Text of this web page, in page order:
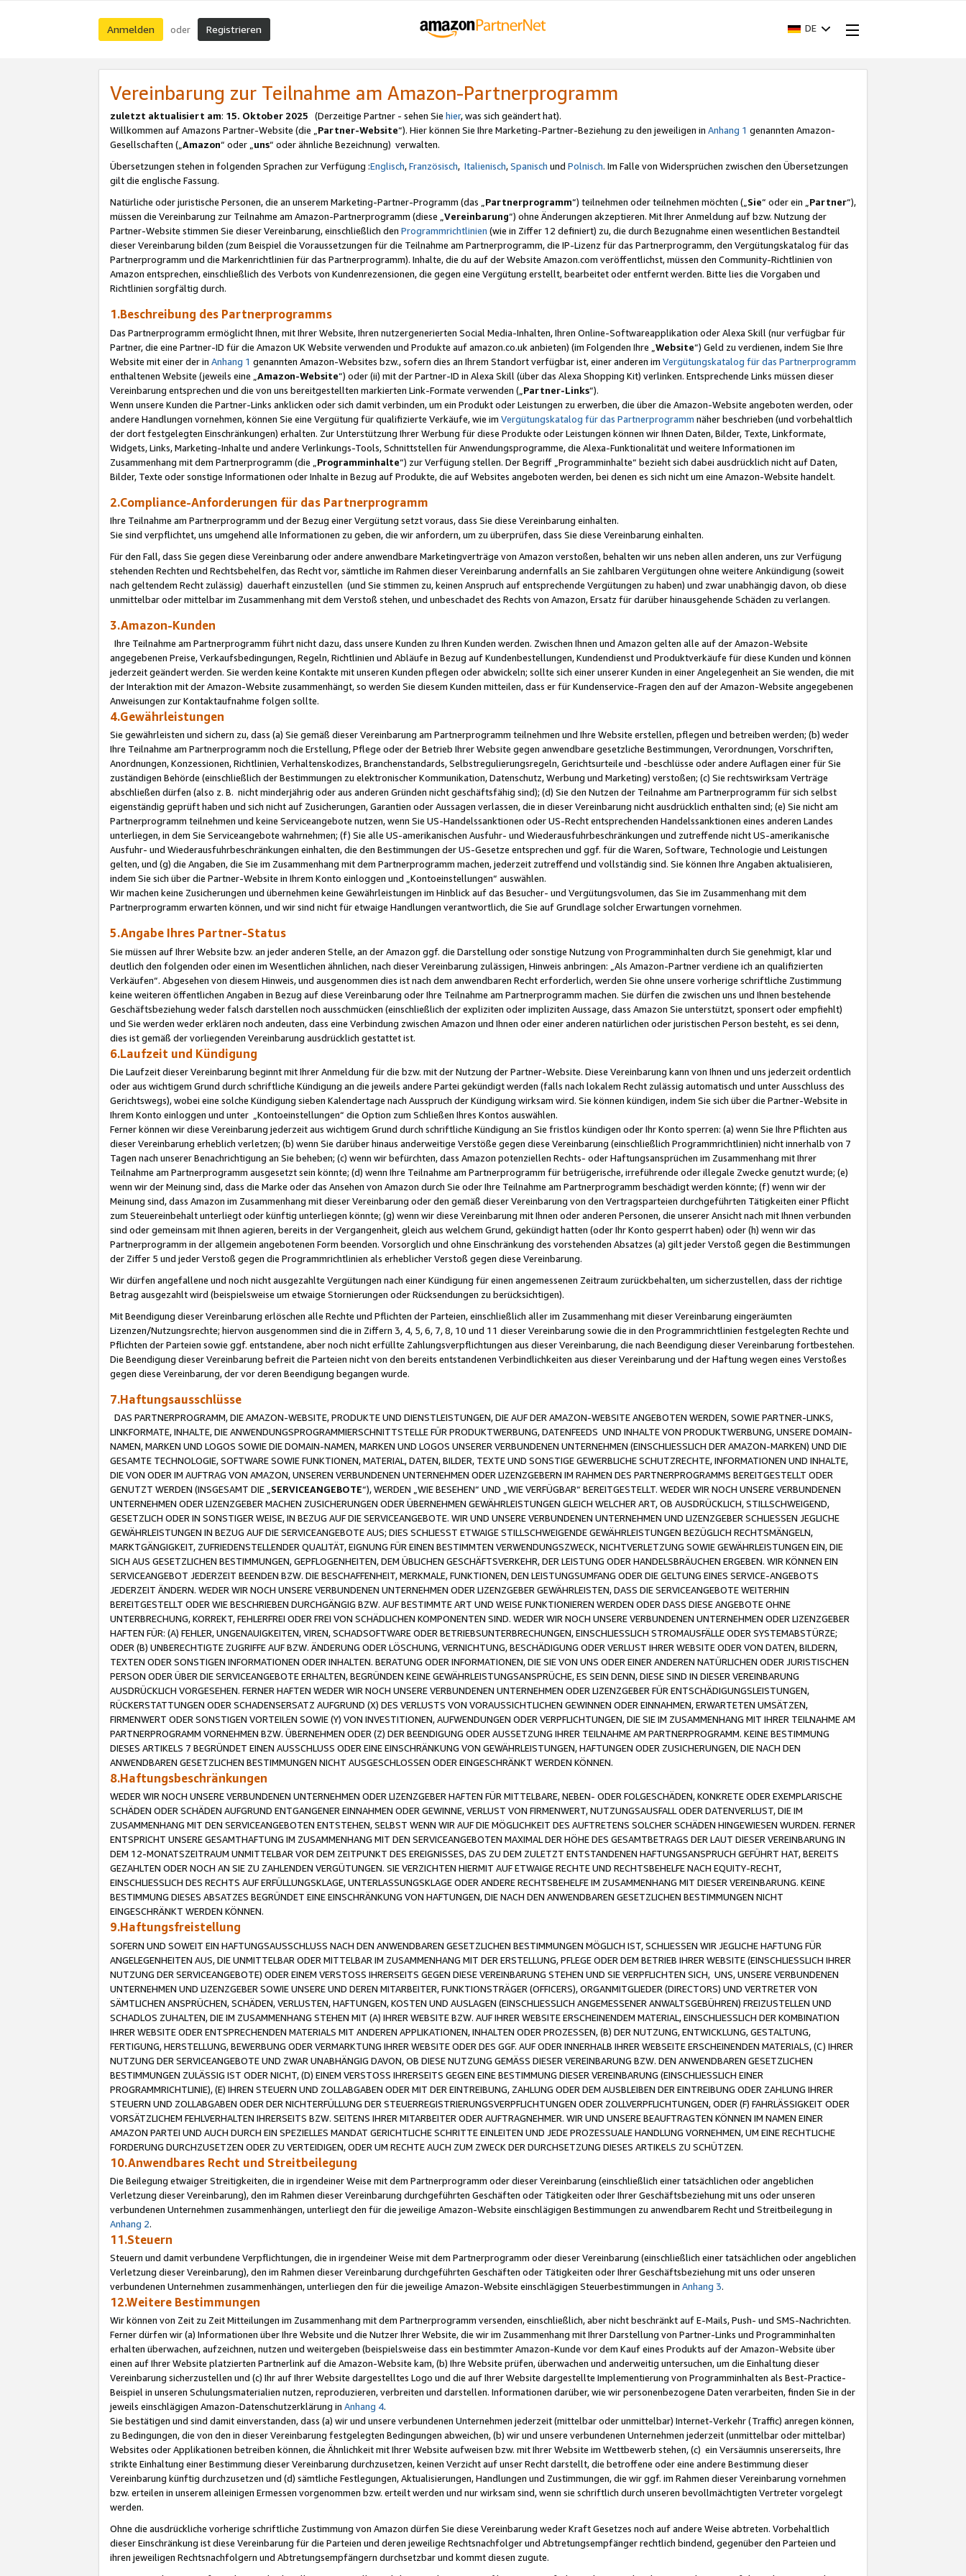
Anmelden oder Registrieren DE
Vereinbarung zur Teilnahme am Amazon-Partnerprogramm
zuletzt aktualisiert am: 15. Oktober 2025 (Derzeitige Partner - sehen Sie hier, was sich geändert hat).
Willkommen auf Amazons Partner-Website (die „Partner-Website“). Hier können Sie Ihre Marketing-Partner-Beziehung zu den jeweiligen in Anhang 1 genannten Amazon-
Gesellschaften („Amazon“ oder „uns“ oder ähnliche Bezeichnung) verwalten.
Übersetzungen stehen in folgenden Sprachen zur Verfügung :Englisch,Französisch, Italienisch,Spanisch und Polnisch. Im Falle von Widersprüchen zwischen den Übersetzungen
gilt die englische Fassung.
Natürliche oder juristische Personen, die an unserem Marketing-Partner-Programm (das „Partnerprogramm“) teilnehmen oder teilnehmen möchten („Sie“ oder ein „Partner“),
müssen die Vereinbarung zur Teilnahme am Amazon-Partnerprogramm (diese „Vereinbarung“) ohne Änderungen akzeptieren. Mit Ihrer Anmeldung auf bzw. Nutzung der
Partner-Website stimmen Sie dieser Vereinbarung, einschließlich den Programmrichtlinien (wie in Ziffer 12 definiert) zu, die durch Bezugnahme einen wesentlichen Bestandteil
dieser Vereinbarung bilden (zum Beispiel die Voraussetzungen für die Teilnahme am Partnerprogramm, die IP-Lizenz für das Partnerprogramm, den Vergütungskatalog für das
Partnerprogramm und die Markenrichtlinien für das Partnerprogramm). Inhalte, die du auf der Website Amazon.com veröffentlichst, müssen den Community-Richtlinien von
Amazon entsprechen, einschließlich des Verbots von Kundenrezensionen, die gegen eine Vergütung erstellt, bearbeitet oder entfernt werden. Bitte lies die Vorgaben und
Richtlinien sorgfältig durch.
1.Beschreibung des Partnerprogramms
Das Partnerprogramm ermöglicht Ihnen, mit Ihrer Website, Ihren nutzergenerierten Social Media-Inhalten, Ihren Online-Softwareapplikation oder Alexa Skill (nur verfügbar für
Partner, die eine Partner-ID für die Amazon UK Website verwenden und Produkte auf amazon.co.uk anbieten) (im Folgenden Ihre „ Website“) Geld zu verdienen, indem Sie Ihre
Website mit einer der in Anhang 1 genannten Amazon-Websites bzw., sofern dies an Ihrem Standort verfügbar ist, einer anderen im Vergütungskatalog für das Partnerprogramm
enthaltenen Website (jeweils eine „ Amazon-Website“) oder (ii) mit der Partner-ID in Alexa Skill (über das Alexa Shopping Kit) verlinken. Entsprechende Links müssen dieser
Vereinbarung entsprechen und die von uns bereitgestellten markierten Link-Formate verwenden („ Partner-Links“).
Wenn unsere Kunden die Partner-Links anklicken oder sich damit verbinden, um ein Produkt oder Leistungen zu erwerben, die über die Amazon-Website angeboten werden, oder
andere Handlungen vornehmen, können Sie eine Vergütung für qualifizierte Verkäufe, wie im Vergütungskatalog für das Partnerprogramm näher beschrieben (und vorbehaltlich
der dort festgelegten Einschränkungen) erhalten. Zur Unterstützung Ihrer Werbung für diese Produkte oder Leistungen können wir Ihnen Daten, Bilder, Texte, Linkformate,
Widgets, Links, Marketing-Inhalte und andere Verlinkungs-Tools, Schnittstellen für Anwendungsprogramme, die Alexa-Funktionalität und weitere Informationen im
Zusammenhang mit dem Partnerprogramm (die „ Programminhalte“) zur Verfügung stellen. Der Begriff „Programminhalte“ bezieht sich dabei ausdrücklich nicht auf Daten,
Bilder, Texte oder sonstige Informationen oder Inhalte in Bezug auf Produkte, die auf Websites angeboten werden, bei denen es sich nicht um eine Amazon-Website handelt.
2.Compliance-Anforderungen für das Partnerprogramm
Ihre Teilnahme am Partnerprogramm und der Bezug einer Vergütung setzt voraus, dass Sie diese Vereinbarung einhalten.
Sie sind verpflichtet, uns umgehend alle Informationen zu geben, die wir anfordern, um zu überprüfen, dass Sie diese Vereinbarung einhalten.
Für den Fall, dass Sie gegen diese Vereinbarung oder andere anwendbare Marketingverträge von Amazon verstoßen, behalten wir uns neben allen anderen, uns zur Verfügung
stehenden Rechten und Rechtsbehelfen, das Recht vor, sämtliche im Rahmen dieser Vereinbarung andernfalls an Sie zahlbaren Vergütungen ohne weitere Ankündigung (soweit
nach geltendem Recht zulässig) dauerhaft einzustellen (und Sie stimmen zu, keinen Anspruch auf entsprechende Vergütungen zu haben) und zwar unabhängig davon, ob diese
unmittelbar oder mittelbar im Zusammenhang mit dem Verstoß stehen, und unbeschadet des Rechts von Amazon, Ersatz für darüber hinausgehende Schäden zu verlangen.
3.Amazon-Kunden
Ihre Teilnahme am Partnerprogramm führt nicht dazu, dass unsere Kunden zu Ihren Kunden werden. Zwischen Ihnen und Amazon gelten alle auf der Amazon-Website
angegebenen Preise, Verkaufsbedingungen, Regeln, Richtlinien und Abläufe in Bezug auf Kundenbestellungen, Kundendienst und Produktverkäufe für diese Kunden und können
jederzeit geändert werden. Sie werden keine Kontakte mit unseren Kunden pflegen oder abwickeln; sollte sich einer unserer Kunden in einer Angelegenheit an Sie wenden, die mit
der Interaktion mit der Amazon-Website zusammenhängt, so werden Sie diesem Kunden mitteilen, dass er für Kundenservice-Fragen den auf der Amazon-Website angegebenen
Anweisungen zur Kontaktaufnahme folgen sollte.
4.Gewährleistungen
Sie gewährleisten und sichern zu, dass (a) Sie gemäß dieser Vereinbarung am Partnerprogramm teilnehmen und Ihre Website erstellen, pflegen und betreiben werden; (b) weder
Ihre Teilnahme am Partnerprogramm noch die Erstellung, Pflege oder der Betrieb Ihrer Website gegen anwendbare gesetzliche Bestimmungen, Verordnungen, Vorschriften,
Anordnungen, Konzessionen, Richtlinien, Verhaltenskodizes, Branchenstandards, Selbstregulierungsregeln, Gerichtsurteile und -beschlüsse oder andere Auflagen einer für Sie
zuständigen Behörde (einschließlich der Bestimmungen zu elektronischer Kommunikation, Datenschutz, Werbung und Marketing) verstoßen; (c) Sie rechtswirksam Verträge
abschließen dürfen (also z. B. nicht minderjährig oder aus anderen Gründen nicht geschäftsfähig sind); (d) Sie den Nutzen der Teilnahme am Partnerprogramm für sich selbst
eigenständig geprüft haben und sich nicht auf Zusicherungen, Garantien oder Aussagen verlassen, die in dieser Vereinbarung nicht ausdrücklich enthalten sind; (e) Sie nicht am
Partnerprogramm teilnehmen und keine Serviceangebote nutzen, wenn Sie US-Handelssanktionen oder US-Recht entsprechenden Handelssanktionen eines anderen Landes
unterliegen, in dem Sie Serviceangebote wahrnehmen; (f) Sie alle US-amerikanischen Ausfuhr- und Wiederausfuhrbeschränkungen und zutreffende nicht US-amerikanische
Ausfuhr- und Wiederausfuhrbeschränkungen einhalten, die den Bestimmungen der US-Gesetze entsprechen und ggf. für die Waren, Software, Technologie und Leistungen
gelten, und (g) die Angaben, die Sie im Zusammenhang mit dem Partnerprogramm machen, jederzeit zutreffend und vollständig sind. Sie können Ihre Angaben aktualisieren,
indem Sie sich über die Partner-Website in Ihrem Konto einloggen und „Kontoeinstellungen“ auswählen.
Wir machen keine Zusicherungen und übernehmen keine Gewährleistungen im Hinblick auf das Besucher- und Vergütungsvolumen, das Sie im Zusammenhang mit dem
Partnerprogramm erwarten können, und wir sind nicht für etwaige Handlungen verantwortlich, die Sie auf Grundlage solcher Erwartungen vornehmen.
5.Angabe Ihres Partner-Status
Sie müssen auf Ihrer Website bzw. an jeder anderen Stelle, an der Amazon ggf. die Darstellung oder sonstige Nutzung von Programminhalten durch Sie genehmigt, klar und
deutlich den folgenden oder einen im Wesentlichen ähnlichen, nach dieser Vereinbarung zulässigen, Hinweis anbringen: „Als Amazon-Partner verdiene ich an qualifizierten
Verkäufen“. Abgesehen von diesem Hinweis, und ausgenommen dies ist nach dem anwendbaren Recht erforderlich, werden Sie ohne unsere vorherige schriftliche Zustimmung
keine weiteren öffentlichen Angaben in Bezug auf diese Vereinbarung oder Ihre Teilnahme am Partnerprogramm machen. Sie dürfen die zwischen uns und Ihnen bestehende
Geschäftsbeziehung weder falsch darstellen noch ausschmücken (einschließlich der expliziten oder impliziten Aussage, dass Amazon Sie unterstützt, sponsert oder empfiehlt)
und Sie werden weder erklären noch andeuten, dass eine Verbindung zwischen Amazon und Ihnen oder einer anderen natürlichen oder juristischen Person besteht, es sei denn,
dies ist gemäß der vorliegenden Vereinbarung ausdrücklich gestattet ist.
6.Laufzeit und Kündigung
Die Laufzeit dieser Vereinbarung beginnt mit Ihrer Anmeldung für die bzw. mit der Nutzung der Partner-Website. Diese Vereinbarung kann von Ihnen und uns jederzeit ordentlich
oder aus wichtigem Grund durch schriftliche Kündigung an die jeweils andere Partei gekündigt werden (falls nach lokalem Recht zulässig automatisch und unter Ausschluss des
Gerichtswegs), wobei eine solche Kündigung sieben Kalendertage nach Ausspruch der Kündigung wirksam wird. Sie können kündigen, indem Sie sich über die Partner-Website in
Ihrem Konto einloggen und unter „Kontoeinstellungen“ die Option zum Schließen Ihres Kontos auswählen.
Ferner können wir diese Vereinbarung jederzeit aus wichtigem Grund durch schriftliche Kündigung an Sie fristlos kündigen oder Ihr Konto sperren: (a) wenn Sie Ihre Pflichten aus
dieser Vereinbarung erheblich verletzen; (b) wenn Sie darüber hinaus anderweitige Verstöße gegen diese Vereinbarung (einschließlich Programmrichtlinien) nicht innerhalb von 7
Tagen nach unserer Benachrichtigung an Sie beheben; (c) wenn wir befürchten, dass Amazon potenziellen Rechts- oder Haftungsansprüchen im Zusammenhang mit Ihrer
Teilnahme am Partnerprogramm ausgesetzt sein könnte; (d) wenn Ihre Teilnahme am Partnerprogramm für betrügerische, irreführende oder illegale Zwecke genutzt wurde; (e)
wenn wir der Meinung sind, dass die Marke oder das Ansehen von Amazon durch Sie oder Ihre Teilnahme am Partnerprogramm beschädigt werden könnte; (f) wenn wir der
Meinung sind, dass Amazon im Zusammenhang mit dieser Vereinbarung oder den gemäß dieser Vereinbarung von den Vertragsparteien durchgeführten Tätigkeiten einer Pflicht
zum Steuereinbehalt unterliegt oder künftig unterliegen könnte; (g) wenn wir diese Vereinbarung mit Ihnen oder anderen Personen, die unserer Ansicht nach mit Ihnen verbunden
sind oder gemeinsam mit Ihnen agieren, bereits in der Vergangenheit, gleich aus welchem Grund, gekündigt hatten (oder Ihr Konto gesperrt haben) oder (h) wenn wir das
Partnerprogramm in der allgemein angebotenen Form beenden. Vorsorglich und ohne Einschränkung des vorstehenden Absatzes (a) gilt jeder Verstoß gegen die Bestimmungen
der Ziffer 5 und jeder Verstoß gegen die Programmrichtlinien als erheblicher Verstoß gegen diese Vereinbarung.
Wir dürfen angefallene und noch nicht ausgezahlte Vergütungen nach einer Kündigung für einen angemessenen Zeitraum zurückbehalten, um sicherzustellen, dass der richtige
Betrag ausgezahlt wird (beispielsweise um etwaige Stornierungen oder Rücksendungen zu berücksichtigen).
Mit Beendigung dieser Vereinbarung erlöschen alle Rechte und Pflichten der Parteien, einschließlich aller im Zusammenhang mit dieser Vereinbarung eingeräumten
Lizenzen/Nutzungsrechte; hiervon ausgenommen sind die in Ziffern 3, 4, 5, 6, 7, 8, 10 und 11 dieser Vereinbarung sowie die in den Programmrichtlinien festgelegten Rechte und
Pflichten der Parteien sowie ggf. entstandene, aber noch nicht erfüllte Zahlungsverpflichtungen aus dieser Vereinbarung, die nach Beendigung dieser Vereinbarung fortbestehen.
Die Beendigung dieser Vereinbarung befreit die Parteien nicht von den bereits entstandenen Verbindlichkeiten aus dieser Vereinbarung und der Haftung wegen eines Verstoßes
gegen diese Vereinbarung, der vor deren Beendigung begangen wurde.
7.Haftungsausschlüsse
DAS PARTNERPROGRAMM, DIE AMAZON-WEBSITE, PRODUKTE UND DIENSTLEISTUNGEN, DIE AUF DER AMAZON-WEBSITE ANGEBOTEN WERDEN, SOWIE PARTNER-LINKS,
LINKFORMATE, INHALTE, DIE ANWENDUNGSPROGRAMMIERSCHNITTSTELLE FÜR PRODUKTWERBUNG, DATENFEEDS UND INHALTE VON PRODUKTWERBUNG, UNSERE DOMAIN-
NAMEN, MARKEN UND LOGOS SOWIE DIE DOMAIN-NAMEN, MARKEN UND LOGOS UNSERER VERBUNDENEN UNTERNEHMEN (EINSCHLIESSLICH DER AMAZON-MARKEN) UND DIE
GESAMTE TECHNOLOGIE, SOFTWARE SOWIE FUNKTIONEN, MATERIAL, DATEN, BILDER, TEXTE UND SONSTIGE GEWERBLICHE SCHUTZRECHTE, INFORMATIONEN UND INHALTE,
DIE VON ODER IM AUFTRAG VON AMAZON, UNSEREN VERBUNDENEN UNTERNEHMEN ODER LIZENZGEBERN IM RAHMEN DES PARTNERPROGRAMMS BEREITGESTELLT ODER
GENUTZT WERDEN (INSGESAMT DIE „ SERVICEANGEBOTE“), WERDEN „WIE BESEHEN“ UND „WIE VERFÜGBAR“ BEREITGESTELLT. WEDER WIR NOCH UNSERE VERBUNDENEN
UNTERNEHMEN ODER LIZENZGEBER MACHEN ZUSICHERUNGEN ODER ÜBERNEHMEN GEWÄHRLEISTUNGEN GLEICH WELCHER ART, OB AUSDRÜCKLICH, STILLSCHWEIGEND,
GESETZLICH ODER IN SONSTIGER WEISE, IN BEZUG AUF DIE SERVICEANGEBOTE. WIR UND UNSERE VERBUNDENEN UNTERNEHMEN UND LIZENZGEBER SCHLIESSEN JEGLICHE
GEWÄHRLEISTUNGEN IN BEZUG AUF DIE SERVICEANGEBOTE AUS; DIES SCHLIESST ETWAIGE STILLSCHWEIGENDE GEWÄHRLEISTUNGEN BEZÜGLICH RECHTSMÄNGELN,
MARKTGÄNGIGKEIT, ZUFRIEDENSTELLENDER QUALITÄT, EIGNUNG FÜR EINEN BESTIMMTEN VERWENDUNGSZWECK, NICHTVERLETZUNG SOWIE GEWÄHRLEISTUNGEN EIN, DIE
SICH AUS GESETZLICHEN BESTIMMUNGEN, GEPFLOGENHEITEN, DEM ÜBLICHEN GESCHÄFTSVERKEHR, DER LEISTUNG ODER HANDELSBRÄUCHEN ERGEBEN. WIR KÖNNEN EIN
SERVICEANGEBOT JEDERZEIT BEENDEN BZW. DIE BESCHAFFENHEIT, MERKMALE, FUNKTIONEN, DEN LEISTUNGSUMFANG ODER DIE GELTUNG EINES SERVICE-ANGEBOTS
JEDERZEIT ÄNDERN. WEDER WIR NOCH UNSERE VERBUNDENEN UNTERNEHMEN ODER LIZENZGEBER GEWÄHRLEISTEN, DASS DIE SERVICEANGEBOTE WEITERHIN
BEREITGESTELLT ODER WIE BESCHRIEBEN DURCHGÄNGIG BZW. AUF BESTIMMTE ART UND WEISE FUNKTIONIEREN WERDEN ODER DASS DIESE ANGEBOTE OHNE
UNTERBRECHUNG, KORREKT, FEHLERFREI ODER FREI VON SCHÄDLICHEN KOMPONENTEN SIND. WEDER WIR NOCH UNSERE VERBUNDENEN UNTERNEHMEN ODER LIZENZGEBER
HAFTEN FÜR: (A) FEHLER, UNGENAUIGKEITEN, VIREN, SCHADSOFTWARE ODER BETRIEBSUNTERBRECHUNGEN, EINSCHLIESSLICH STROMAUSFÄLLE ODER SYSTEMABSTÜRZE;
ODER (B) UNBERECHTIGTE ZUGRIFFE AUF BZW. ÄNDERUNG ODER LÖSCHUNG, VERNICHTUNG, BESCHÄDIGUNG ODER VERLUST IHRER WEBSITE ODER VON DATEN, BILDERN,
TEXTEN ODER SONSTIGEN INFORMATIONEN ODER INHALTEN. BERATUNG ODER INFORMATIONEN, DIE SIE VON UNS ODER EINER ANDEREN NATÜRLICHEN ODER JURISTISCHEN
PERSON ODER ÜBER DIE SERVICEANGEBOTE ERHALTEN, BEGRÜNDEN KEINE GEWÄHRLEISTUNGSANSPRÜCHE, ES SEIN DENN, DIESE SIND IN DIESER VEREINBARUNG
AUSDRÜCKLICH VORGESEHEN. FERNER HAFTEN WEDER WIR NOCH UNSERE VERBUNDENEN UNTERNEHMEN ODER LIZENZGEBER FÜR ENTSCHÄDIGUNGSLEISTUNGEN,
RÜCKERSTATTUNGEN ODER SCHADENSERSATZ AUFGRUND (X) DES VERLUSTS VON VORAUSSICHTLICHEN GEWINNEN ODER EINNAHMEN, ERWARTETEN UMSÄTZEN,
FIRMENWERT ODER SONSTIGEN VORTEILEN SOWIE (Y) VON INVESTITIONEN, AUFWENDUNGEN ODER VERPFLICHTUNGEN, DIE SIE IM ZUSAMMENHANG MIT IHRER TEILNAHME AM
PARTNERPROGRAMM VORNEHMEN BZW. ÜBERNEHMEN ODER (Z) DER BEENDIGUNG ODER AUSSETZUNG IHRER TEILNAHME AM PARTNERPROGRAMM. KEINE BESTIMMUNG
DIESES ARTIKELS 7 BEGRÜNDET EINEN AUSSCHLUSS ODER EINE EINSCHRÄNKUNG VON GEWÄHRLEISTUNGEN, HAFTUNGEN ODER ZUSICHERUNGEN, DIE NACH DEN
ANWENDBAREN GESETZLICHEN BESTIMMUNGEN NICHT AUSGESCHLOSSEN ODER EINGESCHRÄNKT WERDEN KÖNNEN.
8.Haftungsbeschränkungen
WEDER WIR NOCH UNSERE VERBUNDENEN UNTERNEHMEN ODER LIZENZGEBER HAFTEN FÜR MITTELBARE, NEBEN- ODER FOLGESCHÄDEN, KONKRETE ODER EXEMPLARISCHE
SCHÄDEN ODER SCHÄDEN AUFGRUND ENTGANGENER EINNAHMEN ODER GEWINNE, VERLUST VON FIRMENWERT, NUTZUNGSAUSFALL ODER DATENVERLUST, DIE IM
ZUSAMMENHANG MIT DEN SERVICEANGEBOTEN ENTSTEHEN, SELBST WENN WIR AUF DIE MÖGLICHKEIT DES AUFTRETENS SOLCHER SCHÄDEN HINGEWIESEN WURDEN. FERNER
ENTSPRICHT UNSERE GESAMTHAFTUNG IM ZUSAMMENHANG MIT DEN SERVICEANGEBOTEN MAXIMAL DER HÖHE DES GESAMTBETRAGS DER LAUT DIESER VEREINBARUNG IN
DEM 12-MONATSZEITRAUM UNMITTELBAR VOR DEM ZEITPUNKT DES EREIGNISSES, DAS ZU DEM ZULETZT ENTSTANDENEN HAFTUNGSANSPRUCH GEFÜHRT HAT, BEREITS
GEZAHLTEN ODER NOCH AN SIE ZU ZAHLENDEN VERGÜTUNGEN. SIE VERZICHTEN HIERMIT AUF ETWAIGE RECHTE UND RECHTSBEHELFE NACH EQUITY-RECHT,
EINSCHLIESSLICH DES RECHTS AUF ERFÜLLUNGSKLAGE, UNTERLASSUNGSKLAGE ODER ANDERE RECHTSBEHELFE IM ZUSAMMENHANG MIT DIESER VEREINBARUNG. KEINE
BESTIMMUNG DIESES ABSATZES BEGRÜNDET EINE EINSCHRÄNKUNG VON HAFTUNGEN, DIE NACH DEN ANWENDBAREN GESETZLICHEN BESTIMMUNGEN NICHT
EINGESCHRÄNKT WERDEN KÖNNEN.
9.Haftungsfreistellung
SOFERN UND SOWEIT EIN HAFTUNGSAUSSCHLUSS NACH DEN ANWENDBAREN GESETZLICHEN BESTIMMUNGEN MÖGLICH IST, SCHLIESSEN WIR JEGLICHE HAFTUNG FÜR
ANGELEGENHEITEN AUS, DIE UNMITTELBAR ODER MITTELBAR IM ZUSAMMENHANG MIT DER ERSTELLUNG, PFLEGE ODER DEM BETRIEB IHRER WEBSITE (EINSCHLIESSLICH IHRER
NUTZUNG DER SERVICEANGEBOTE) ODER EINEM VERSTOSS IHRERSEITS GEGEN DIESE VEREINBARUNG STEHEN UND SIE VERPFLICHTEN SICH, UNS, UNSERE VERBUNDENEN
UNTERNEHMEN UND LIZENZGEBER SOWIE UNSERE UND DEREN MITARBEITER, FUNKTIONSTRÄGER (OFFICERS), ORGANMITGLIEDER (DIRECTORS) UND VERTRETER VON
SÄMTLICHEN ANSPRÜCHEN, SCHÄDEN, VERLUSTEN, HAFTUNGEN, KOSTEN UND AUSLAGEN (EINSCHLIESSLICH ANGEMESSENER ANWALTSGEBÜHREN) FREIZUSTELLEN UND
SCHADLOS ZUHALTEN, DIE IM ZUSAMMENHANG STEHEN MIT (A) IHRER WEBSITE BZW. AUF IHRER WEBSITE ERSCHEINENDEM MATERIAL, EINSCHLIESSLICH DER KOMBINATION
IHRER WEBSITE ODER ENTSPRECHENDEN MATERIALS MIT ANDEREN APPLIKATIONEN, INHALTEN ODER PROZESSEN, (B) DER NUTZUNG, ENTWICKLUNG, GESTALTUNG,
FERTIGUNG, HERSTELLUNG, BEWERBUNG ODER VERMARKTUNG IHRER WEBSITE ODER DES GGF. AUF ODER INNERHALB IHRER WEBSEITE ERSCHEINENDEN MATERIALS, (C) IHRER
NUTZUNG DER SERVICEANGEBOTE UND ZWAR UNABHÄNGIG DAVON, OB DIESE NUTZUNG GEMÄSS DIESER VEREINBARUNG BZW. DEN ANWENDBAREN GESETZLICHEN
BESTIMMUNGEN ZULÄSSIG IST ODER NICHT, (D) EINEM VERSTOSS IHRERSEITS GEGEN EINE BESTIMMUNG DIESER VEREINBARUNG (EINSCHLIESSLICH EINER
PROGRAMMRICHTLINIE), (E) IHREN STEUERN UND ZOLLABGABEN ODER MIT DER EINTREIBUNG, ZAHLUNG ODER DEM AUSBLEIBEN DER EINTREIBUNG ODER ZAHLUNG IHRER
STEUERN UND ZOLLABGABEN ODER DER NICHTERFÜLLUNG DER STEUERREGISTRIERUNGSVERPFLICHTUNGEN ODER ZOLLVERPFLICHTUNGEN, ODER (F) FAHRLÄSSIGKEIT ODER
VORSÄTZLICHEM FEHLVERHALTEN IHRERSEITS BZW. SEITENS IHRER MITARBEITER ODER AUFTRAGNEHMER. WIR UND UNSERE BEAUFTRAGTEN KÖNNEN IM NAMEN EINER
AMAZON PARTEI UND AUCH DURCH EIN SPEZIELLES MANDAT GERICHTLICHE SCHRITTE EINLEITEN UND JEDE PROZESSUALE HANDLUNG VORNEHMEN, UM EINE RECHTLICHE
FORDERUNG DURCHZUSETZEN ODER ZU VERTEIDIGEN, ODER UM RECHTE AUCH ZUM ZWECK DER DURCHSETZUNG DIESES ARTIKELS ZU SCHÜTZEN.
10.Anwendbares Recht und Streitbeilegung
Die Beilegung etwaiger Streitigkeiten, die in irgendeiner Weise mit dem Partnerprogramm oder dieser Vereinbarung (einschließlich einer tatsächlichen oder angeblichen
Verletzung dieser Vereinbarung), den im Rahmen dieser Vereinbarung durchgeführten Geschäften oder Tätigkeiten oder Ihrer Geschäftsbeziehung mit uns oder unseren
verbundenen Unternehmen zusammenhängen, unterliegt den für die jeweilige Amazon-Website einschlägigen Bestimmungen zu anwendbarem Recht und Streitbeilegung in
Anhang 2.
11.Steuern
Steuern und damit verbundene Verpflichtungen, die in irgendeiner Weise mit dem Partnerprogramm oder dieser Vereinbarung (einschließlich einer tatsächlichen oder angeblichen
Verletzung dieser Vereinbarung), den im Rahmen dieser Vereinbarung durchgeführten Geschäften oder Tätigkeiten oder Ihrer Geschäftsbeziehung mit uns oder unseren
verbundenen Unternehmen zusammenhängen, unterliegen den für die jeweilige Amazon-Website einschlägigen Steuerbestimmungen in Anhang 3.
12.Weitere Bestimmungen
Wir können von Zeit zu Zeit Mitteilungen im Zusammenhang mit dem Partnerprogramm versenden, einschließlich, aber nicht beschränkt auf E-Mails, Push- und SMS-Nachrichten.
Ferner dürfen wir (a) Informationen über Ihre Website und die Nutzer Ihrer Website, die wir im Zusammenhang mit Ihrer Darstellung von Partner-Links und Programminhalten
erhalten überwachen, aufzeichnen, nutzen und weitergeben (beispielsweise dass ein bestimmter Amazon-Kunde vor dem Kauf eines Produkts auf der Amazon-Website über
einen auf Ihrer Website platzierten Partnerlink auf die Amazon-Website kam, (b) Ihre Website prüfen, überwachen und anderweitig untersuchen, um die Einhaltung dieser
Vereinbarung sicherzustellen und (c) Ihr auf Ihrer Website dargestelltes Logo und die auf Ihrer Website dargestellte Implementierung von Programminhalten als Best-Practice-
Beispiel in unseren Schulungsmaterialien nutzen, reproduzieren, verbreiten und darstellen. Informationen darüber, wie wir personenbezogene Daten verarbeiten, finden Sie in der
jeweils einschlägigen Amazon-Datenschutzerklärung in Anhang 4.
Sie bestätigen und sind damit einverstanden, dass (a) wir und unsere verbundenen Unternehmen jederzeit (mittelbar oder unmittelbar) Internet-Verkehr (Traffic) anregen können,
zu Bedingungen, die von den in dieser Vereinbarung festgelegten Bedingungen abweichen, (b) wir und unsere verbundenen Unternehmen jederzeit (unmittelbar oder mittelbar)
Websites oder Applikationen betreiben können, die Ähnlichkeit mit Ihrer Website aufweisen bzw. mit Ihrer Website im Wettbewerb stehen, (c) ein Versäumnis unsererseits, Ihre
strikte Einhaltung einer Bestimmung dieser Vereinbarung durchzusetzen, keinen Verzicht auf unser Recht darstellt, die betroffene oder eine andere Bestimmung dieser
Vereinbarung künftig durchzusetzen und (d) sämtliche Festlegungen, Aktualisierungen, Handlungen und Zustimmungen, die wir ggf. im Rahmen dieser Vereinbarung vornehmen
bzw. erteilen in unserem alleinigen Ermessen vorgenommen bzw. erteilt werden und nur wirksam sind, wenn sie schriftlich durch unseren bevollmächtigten Vertreter vorgelegt
werden.
Ohne die ausdrückliche vorherige schriftliche Zustimmung von Amazon dürfen Sie diese Vereinbarung weder Kraft Gesetzes noch auf andere Weise abtreten. Vorbehaltlich
dieser Einschränkung ist diese Vereinbarung für die Parteien und deren jeweilige Rechtsnachfolger und Abtretungsempfänger rechtlich bindend, gegenüber den Parteien und
ihren jeweiligen Rechtsnachfolgern und Abtretungsempfängern durchsetzbar und kommt diesen zugute.